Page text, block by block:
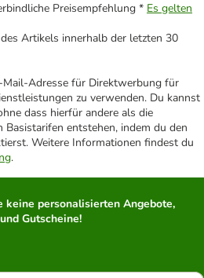
Preisempfehlung * Es gelten
Artikels innerhalb der letzten 30
Adresse für Direktwerbung für
zu verwenden. Du kannst
dass hierfür andere als die
entstehen, indem du den
Weitere Informationen findest du
.
keine personalisierten Angebote,
Gutscheine!